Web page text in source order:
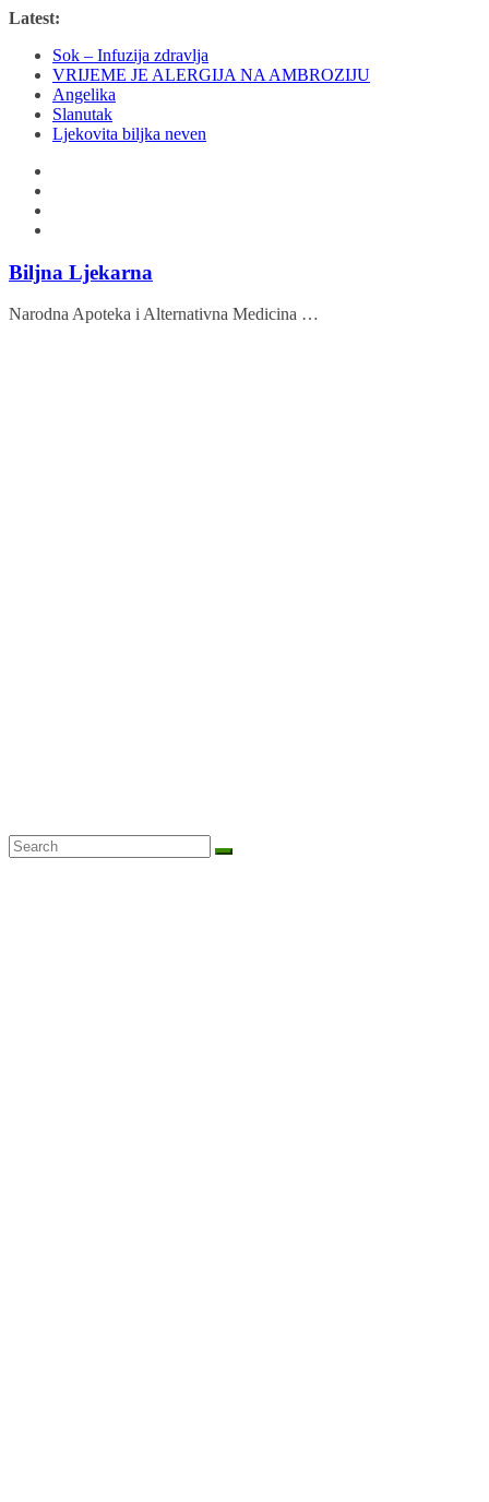
Skip
content
Latest:
Sok – Infuzija zdravlja
VRIJEME JE ALERGIJA NA AMBROZIJU
Angelika
Slanutak
Ljekovita biljka neven
Biljna Ljekarna
Narodna Apoteka i Alternativna Medicina …